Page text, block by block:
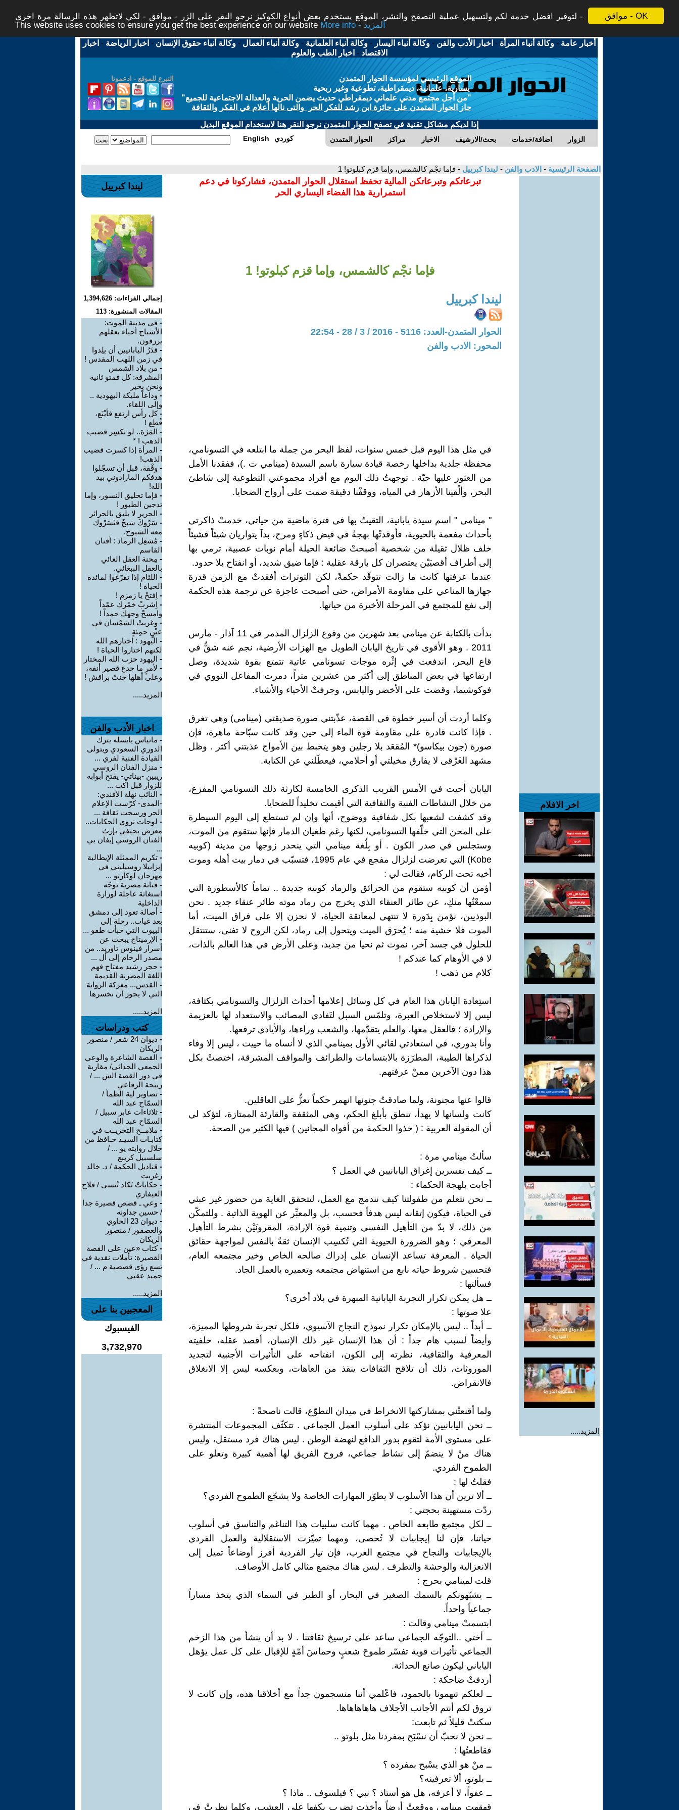
موافق - OK
لتوفير افضل خدمة لكم ولتسهيل عملية التصفح والنشر، الموقع يستخدم بعض أنواع الكوكيز نرجو النقر على الزر - موافق - لكي لاتظهر هذه الرسالة مرة اخرى -
This website uses cookies to ensure you get the best experience on our website
More info - المزيد
أخبار عامة -وكالة أنباء المرأة - اخبار الأدب والفن -وكالة أنباء اليسار -وكالة أنباء العلمانية -وكالة أنباء العمال -وكالة أنباء حقوق الإنسان - اخبار الرياضة - اخبار
الاقتصاد - اخبار الطب والعلوم
التبرع للموقع - ادعمونا
الموقع الرئيسي لمؤسسة الحوار المتمدن
يسارية، علمانية، ديمقراطية، تطوعية وغير ربحية
"من أجل مجتمع مدني علماني ديمقراطي حديث يضمن الحرية والعدالة الاجتماعية للجميع"
حاز الحوار المتمدن على جائزة ابن رشد للفكر الحر والتى نالها أعلام في الفكر والثقافة
إذا لديكم مشاكل تقنية في تصفح الحوار المتمدن نرجو النقر هنا لاستخدام الموقع البديل
الحوار المتمدن مراكز الاخبار بحث/الارشيف اضافة/خدمات الزوار English كوردي
الصفحة الرئيسية - الادب والفن - ليندا كبرييل - فإما نجْم كالشمس، وإما قزم كبلوتو! 1
اخر الافلام
المزيد.....
تبرعاتكم وتبرعاتكن المالية تحفظ استقلال الحوار المتمدن، فشاركونا في دعم
استمرارية هذا الفضاء اليساري الحر
فإما نجْم كالشمس، وإما قزم كبلوتو! 1
ليندا كبرييل
الحوار المتمدن-العدد: 5116 - 2016 / 3 / 28 - 22:54
المحور: الادب والفن
في مثل هذا اليوم قبل خمس سنوات، لفظ البحر من جملة ما ابتلعه في التسونامي،
محفظة جلدية بداخلها رخصة قيادة سيارة باسم السيدة (مينامي ت .)، ففقدنا الأمل
من العثور عليها حيّة . توجهتُ ذلك اليوم مع أفراد مجموعتي التطوعية إلى شاطئ
البحر، وألْقينا الأزهار في المياه، ووقفْنا دقيقة صمت على أرواح الضحايا.
" مينامي " اسم سيدة يابانية، التقيتُ بها في فترة ماضية من حياتي، خدمتْ ذاكرتي
بأحداث مفعمة بالحيوية، فأوقدتْها بهجةً في فيض ذكاءٍ ومرح، بدآ يتواريان شيئاً فشيئاً
خلف ظلال ثقيلة من شخصية أصبحتْ ضائعة الحيلة أمام نوبات عصبية، ترمي بها
إلى أطراف أقصيَيْن يعتصران كل بارقة عقلية : فإما ضيق شديد، أو انفتاح بلا حدود.
عندما عرفتها كانت ما زالت تتوقّد حكمةً، لكن التوترات أفقدتْ مع الزمن قدرة
جهازها المناعي على مقاومة الأمراض، حتى أصبحت عاجزة عن ترجمة هذه الحكمة
إلى نفع للمجتمع في المرحلة الأخيرة من حياتها.
بدأت بالكتابة عن مينامي بعد شهرين من وقوع الزلزال المدمر في 11 آذار - مارس
2011 . وهو الأقوى في تاريخ اليابان الطويل مع الهزات الأرضية، نجم عنه شقٌّ في
قاع البحر، اندفعت في إثْره موجات تسونامي عاتية تتمتع بقوة شديدة، وصل
ارتفاعها في بعض المناطق إلى أكثر من عشرين متراً، دمرت المفاعل النووي في
فوكوشيما، وقضت على الأخضر واليابس، وجرفتْ الأحياء والأشياء.
وكلما أردت أن أسير خطوة في القصة، عذّبتني صورة صديقتي (مينامي) وهي تغرق
. فإذا كانت قادرة على مقاومة قوة الماء إلى حين وقد كانت سبّاحة ماهرة، فإن
صورة (جون بيكاسو)* المُقعَد بلا رجلين وهو يتخبط بين الأمواج عذبتني أكثر . وظل
مشهد الغَرْقى لا يفارق مخيلتي أو أحلامي، فيعطّلني عن الكتابة.
اليابان أحيت في الأمس القريب الذكرى الخامسة لكارثة ذلك التسونامي المفزع،
من خلال النشاطات الفنية والثقافية التي أقيمت تخليداً للضحايا.
وقد كشفت لشعبها بكل شفافية ووضوح، أنها وإن لم تستطع إلى اليوم السيطرة
على المحن التي خلّفها التسونامي، لكنها رغم طغيان الدمار فإنها ستقوم من الموت،
وستجلس في صدر الكون . أو بِلُغة مينامي التي ينحدر زوجها من مدينة (كوبيه
Kobe) التي تعرضت لزلزال مفجع في عام 1995، فتسبّب في دمار بيت أهله وموت
أخيه تحت الركام، فقالت لي :
أؤمن أن كوبيه ستقوم من الحرائق والرماد كوبيه جديدة .. تماماً كالأسطورة التي
سمعْتُها منكِ، عن طائر العنقاء الذي يخرج من رماد موته طائر عنقاء جديد . نحن
البوذيين، نؤمن بِدَورة لا تنتهي لمعانقة الحياة، لا نحزن إلا على فراق الميت، أما
الموت فلا خشية منه ؛ يُحرَق الميت ويتحول إلى رماد، لكن الروح لا تفنى، ستنتقل
للحلول في جسد آخر، نموت ثم نحيا من جديد، وعلى الأرض في هذا العالم بالذات،
لا في الأوهام كما عندكم !
كلام من ذهب !
استِعادة اليابان هذا العام في كل وسائل إعلامها أحداث الزلزال والتسونامي بكثافة،
ليس إلا لاستخلاص العبرة، وتلمّس السبل لتَفادي المصائب والاستعداد لها بالعزيمة
والإرادة ؛ فالعقل معها، والعلم يتقدّمها، والشعب وراءها، والأيادي ترفعها.
وأنا بدوري، في استعادتي لقائي الأول بمينامي الذي لا أنساه ما حييت ، ليس إلا وفاء
لذكراها الطيبة، المطرّزة بالابتسامات والطرائف والمواقف المشرقة، اختصتْ بكل
هذا دون الآخرين ممنْ عرفتهم.
قالوا عنها مجنونة، ولما صادقتُ جنونها انهمر حكماً تعزُّ على العاقلين.
كانت ولسانها لا يهدأ، تنطق بأبلغ الحكم، وهي المثقفة والقارئة الممتازة، لتؤكد لي
أن المقولة العربية : ( خذوا الحكمة من أفواه المجانين ) فيها الكثير من الصحة.
سألتُ مينامي مرة :
ــ كيف تفسرين إغراق اليابانيين في العمل ؟
أجابت بلهجة الحكماء :
ــ نحن نتعلم من طفولتنا كيف نندمج مع العمل، لتتحقق الغاية من حضور غير عبثي
في الحياة، فيكون إتقانه ليس هدفاً فحسب، بل والمعبِّر عن الهوية الذاتية . وللتمكّن
من ذلك، لا بدّ من التأهيل النفسي وتنمية قوة الإرادة، المقرونَيْن بشرط التأهيل
المعرفي ؛ وهو الضرورة الحيوية التي تُكسِب الإنسان ثقةً بالنفس لمواجهة حقائق
الحياة . المعرفة تساعد الإنسان على إدراك صالحه الخاص وخير مجتمعه العام،
فتحسين شروط حياته نابع من استنهاض مجتمعه وتعميره بالعمل الجاد.
فسألتها :
ــ هل يمكن تكرار التجربة اليابانية المبهرة في بلاد أخرى؟
علا صوتها :
ــ أبداً .. ليس بالإمكان تكرار نموذج النجاح الآسيوي، فلكل تجربة شروطها المميزة،
وأيضاً لسبب هام جداً : أن هذا الإنسان غير ذلك الإنسان، أقصد عقله، خلفيته
المعرفية والثقافية، نظرته إلى الكون، انفتاحه على التأثيرات الأجنبية لتجديد
الموروثات، ذلك أن تلاقح الثقافات ينقذ من العاهات، وبعكسه ليس إلا الانغلاق
فالانقراض.
ولما أقنعتْني بمشاركتها الانخراط في ميدان التطوّع، قالت ناصحةً :
ــ نحن اليابانيين نؤكد على أسلوب العمل الجماعي . تتكثّف المجموعات المنتشرة
على مستوى الأمة لتقوم بدور الدافع لنهضة الوطن . ليس هناك فرد مستقل، وليس
هناك منْ لا ينضمّ إلى نشاط جماعي، فروح الفريق لها أهمية كبيرة وتعلو على
الطموح الفردي.
فقلتُ لها :
ــ ألا ترين أن هذا الأسلوب لا يطوّر المهارات الخاصة ولا يشجّع الطموح الفردي؟
ردّت مستهينة بحجتي :
ــ لكل مجتمع طابعه الخاص . مهما كانت سلبيات هذا التناغم والتناسق في أسلوب
حياتنا، فإن لنا إيجابيات لا تُحصى، ومهما تميّزت الاستقلالية والعمل الفردي
بالإيجابيات والنجاح في مجتمع الغرب، فإن تيار الفردية أفرز أوضاعاً تميل إلى
الانعزالية والوحشة والتطرف . ليس هناك مجتمع مثالي كامل الأوصاف.
قلت لمينامي بحرج :
ــ يشبّهونكم بالسمك الصغير في البحار، أو الطير في السماء الذي يتخذ مساراً
جماعياً واحداً.
ابتسمتْ مينامي وقالت :
ــ أختي ..التوجّه الجماعي ساعد على ترسيخ ثقافتنا . لا بد أن ينشأ من هذا الزخم
الجماعي تأثيرات قوية تفسّر طموحَ شعبٍ وحماسَ أمّةٍ للإقبال على كل عمل يؤهل
الياباني ليكون صانع الحداثة.
أردفتْ ضاحكة :
ــ لعلكم تتهمونا بالجمود، فاعْلمي أننا منسجمون جداً مع أخلاقنا هذه، وإن كانت لا
تروق لكم أنتم الأجانب الأجلاف هاهاهاهاها.
سكتتْ قليلاً ثم تابعت:
ــ نحن لا نحبّ أن نسْبَح بمفردنا مثل بلوتو ..
فقاطعتُها :
ــ منْ هو الذي يسْبح بمفرده ؟
ــ بلوتو، ألا تعرفينه؟
ــ عفواً، لا أعرفه، هل هو أستاذ ؟ نبي ؟ فيلسوف .. ماذا ؟
قهقهت مينامي ووقعتْ أرضاً وأخذت تضرب بكفها على العشب، وكلما نظرتْ في
ليندا كبرييل
إجمالي القراءات: 1,394,626
المقالات المنشورة: 113
- في مدينة الموت:
الأشباح أحياء بعقلهم
يرزقون.
- قدَرُ اليابانيين أن يلِدوا
في زمن اللهب المقدس !
- من بلاد الشمس
المشرقة: كل فمتو ثانية
ونحن بخير
- وداعاً مليكة اليهودية ..
وإلى اللقاء.
-كل رأس ارتفع فأيْنَع،
قُطِع !
- المَرَة.. لو تكسِر قضيب
الذهب ! *
- المرأة إذا كسرت قضيب
الذهب!
- وقْفة، قبل أن تسجّلوا
هدفكم المارادوني بيد
الله!
- فإما تحليق النسور، وإما
تدجين الطيور !
- الحرير لا يليق بالحرائر
- سَرْوكَ شيخٌ فتَسَرْوك
معه الشيوخ.
- مُشعِل الرماد : أفنان
القاسم
- مِحنة العقل الغائي
بالعقل الببغائي.
- اللئام إذا تفرّغوا لمائدة
الحياة !
- اِفتحْ يا زمزم !
- اِشربْ خمْرك عمْداً
وامسحْ وجهك حمداً !
- وغربتْ الشمْسان في
عيْنٍ حمِئةٍ
- اليهود : اختارهم الله
لكنهم اختاروا الحياة !
- اليهود حزب الله المختار
- لأمرٍ ما جدع قصير أنفه،
وعلى أهلها جنتْ براقش !
المزيد.....
اخبار الأدب والفن
- ماتياس يايسله يترك
الدوري السعودي ويتولى
القيادة الفنية لفري ...
- منزل الفنان الروسي
ريبين -بيناتي- يفتح أبوابه
للزوار قبل اكت ...
- النائب نهلة الأفندي:
-المدى- كرّست الإعلام
الحر ورسخت ثقافة ...
- لوحات تروي الحكايات..
معرض يحتفي بإرث
الفنان الروسي إيفان بي
...
- تكريم الممثلة الإيطالية
إيزابيلا روسيليني في
مهرجان لوكارنو ...
- فنانة مصرية توجّه
استغاثة عاجلة لوزارة
الداخلية
- أصالة تعود إلى دمشق
بعد غياب.. رحلة إلى
البيوت التي خبأت طفو ...
- الإرميتاج يبحث عن
أسرار فينوس تاوريد.. من
مصدر الرخام إلى أل ...
- حجر رشيد مفتاح فهم
اللغة المصرية القديمة
- القدس... معركة الرواية
التي لا يجوز أن نخسرها
المزيد.....
كتب ودراسات
-
ديوان 24 شعر / منصور
الريكان
- القصة الشاعرة والوعي
الجمعي الحداثي/ مقاربة
في دور القصة الش ... /
ربيحة الرفاعي
- تصاوير لية الظمأ /
السمّاح عبد الله
- ثلاثاءات عابر سبيل /
السمّاح عبد الله
- ملامــح التجريــب في
كتابـات السيـد حـافظ من
خلال روايته يو ... /
سلسبيل كريبع
- قناديل الحكمة / د. خالد
زغريت
- حكاياتْ تَكاد تُنسى / فلاح
العيفاري
- وعي ـ قصص قصيرة جدا
/ حسين جداونه
-
ديوان 23 الحاوي
والعصفور / منصور
الريكان
-كتاب «عين على القصة
القصيرة: تأملات نقدية في
تسع رؤى قصصية م ... /
حميد عقبي
المزيد.....
المعجبين بنا على
الفيسبوك
3,732,970